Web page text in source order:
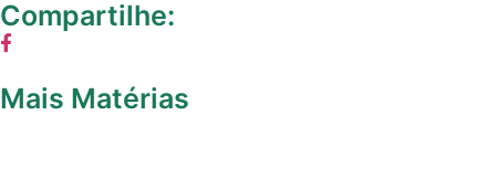
Compartilhe:
Mais Matérias